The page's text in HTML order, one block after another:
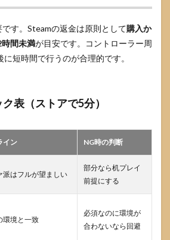
です。Steamの返金は原則として購入か
間未満が目安です。コントローラー周
短時間で行うのが合理的です。
表（ストアで5分）
イン NG時の判断
派はフルが望ましい
部分なら机プレイ
前提にする
環境と一致
必須なのに環境が
合わないなら回避